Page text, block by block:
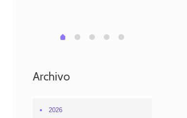
0 1 2 3 4
Archivo
2026